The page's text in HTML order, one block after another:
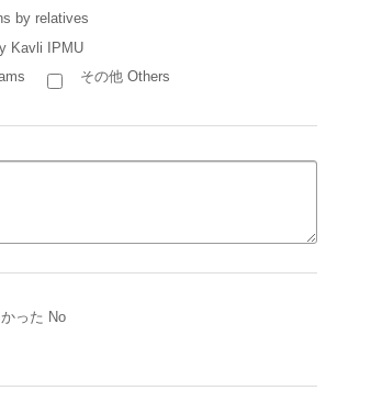
by relatives
Kavli IPMU
その他 Others
った No